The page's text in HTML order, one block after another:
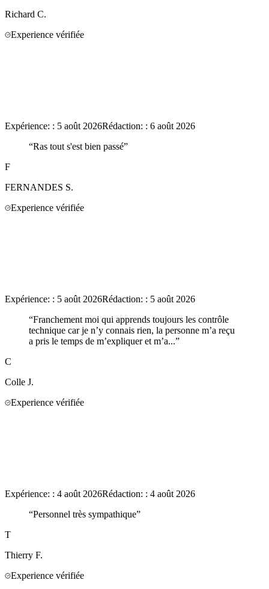
Richard C.
Experience vérifiée
Expérience: : 5 août 2026Rédaction: : 6 août 2026
“Ras tout s'est bien passé”
F
FERNANDES S.
Experience vérifiée
Expérience: : 5 août 2026Rédaction: : 5 août 2026
“Franchement moi qui apprends toujours les contrôle
technique car je n’y connais rien, la personne m’a reçu
a pris le temps de m’expliquer et m’a...”
C
Colle J.
Experience vérifiée
Expérience: : 4 août 2026Rédaction: : 4 août 2026
“Personnel très sympathique”
T
Thierry F.
Experience vérifiée